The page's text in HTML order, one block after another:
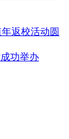
返校活动圆
功举办